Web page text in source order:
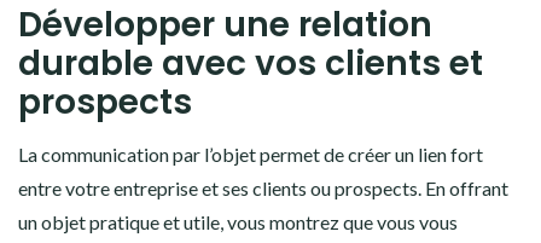
Développer une relation
durable avec vos clients et
prospects
La communication par l’objet permet de créer un lien fort
entre votre entreprise et ses clients ou prospects. En offrant
un objet pratique et utile, vous montrez que vous vous